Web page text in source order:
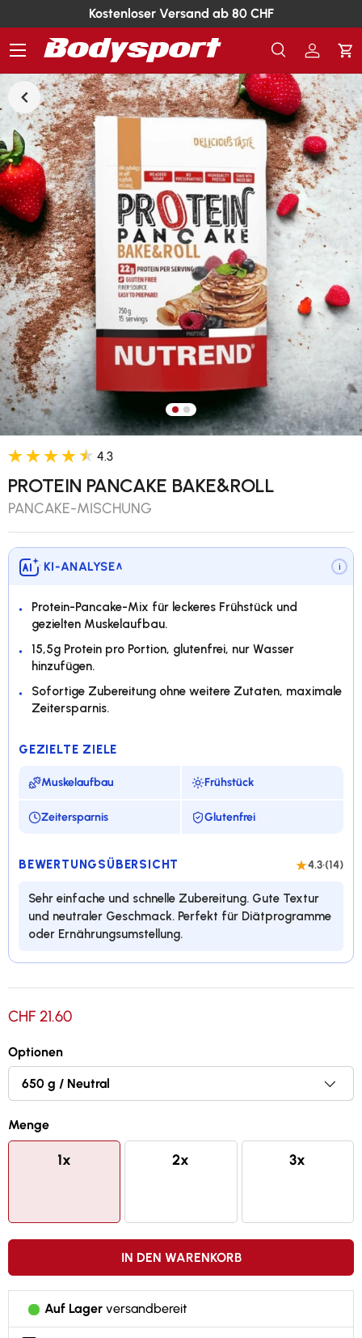
Kostenloser Versand ab 80 CHF
Suchen
Suchen
Suche
Menü
Bild 1 in Galerieansicht laden
Bild 2 in Galerieansicht
4.3
PROTEIN PANCAKE BAKE&ROLL
PANCAKE-MISCHUNG
KI-ANALYSE∨ i
Protein-Pancake-Mix für leckeres Frühstück und
gezielten Muskelaufbau.
15,5g Protein pro Portion, glutenfrei, nur Wasser
hinzufügen.
Sofortige Zubereitung ohne weitere Zutaten, maximale
Zeitersparnis.
GEZIELTE ZIELE
Muskelaufbau Frühstück
Zeitersparnis Glutenfrei
BEWERTUNGSÜBERSICHT 4.3·(14)
Sehr einfache und schnelle Zubereitung. Gute Textur
und neutraler Geschmack. Perfekt für Diätprogramme
oder Ernährungsumstellung.
Leckere Protein-Pancakes
15,5 Gramm Protein pro Portion
Einfach und schnell zuzubereiten, keine weiteren
Zutaten erforderlich
CHF 21.60
Optionen
Menge
1x 2x 3x
IN DEN WARENKORB
Auf Lager versandbereit